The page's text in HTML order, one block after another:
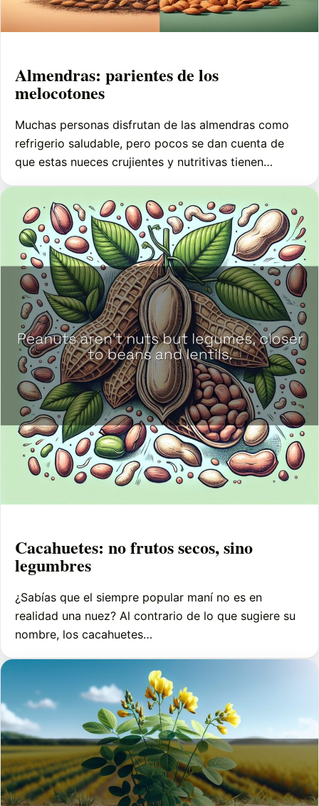
Almendras: parientes de los
melocotones
Muchas personas disfrutan de las almendras como
refrigerio saludable, pero pocos se dan cuenta de
que estas nueces crujientes y nutritivas tienen…
Cacahuetes: no frutos secos, sino
legumbres
¿Sabías que el siempre popular maní no es en
realidad una nuez? Al contrario de lo que sugiere su
nombre, los cacahuetes…